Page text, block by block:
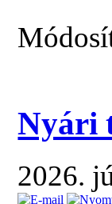
Nyári
2026.